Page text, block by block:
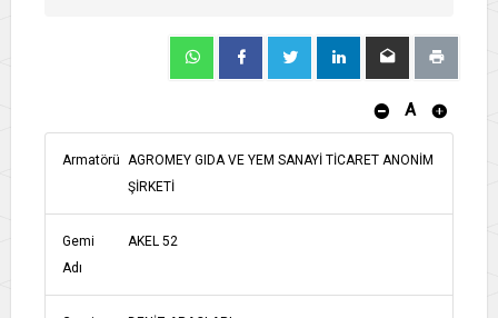
A
Armatörü AGROMEY GIDA VE YEM SANAYİ TİCARET ANONİM
ŞİRKETİ
Gemi
Adı
AKEL 52